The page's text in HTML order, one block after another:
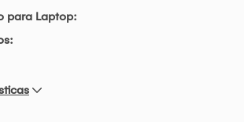
para Laptop: